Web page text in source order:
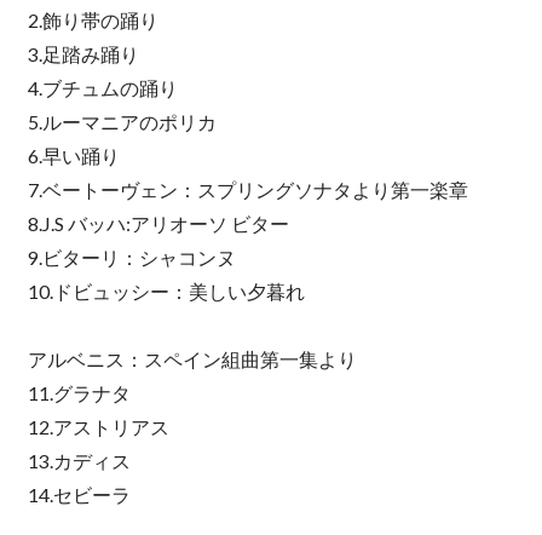
2.飾り帯の踊り
3.足踏み踊り
4.ブチュムの踊り
5.ルーマニアのポリカ
6.早い踊り
7.ベートーヴェン：スプリングソナタより第一楽章
8.J.S バッハ:アリオーソ ビター
9.ビターリ：シャコンヌ
10.ドビュッシー：美しい夕暮れ
アルベニス：スペイン組曲第一集より
11.グラナタ
12.アストリアス
13.カディス
14.セビーラ